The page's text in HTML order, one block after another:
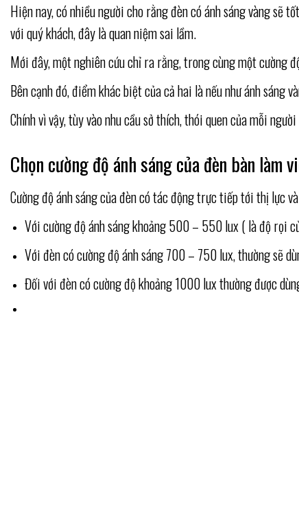
Hiện nay, có nhiều người cho rằng đèn có ánh sáng vàng sẽ
với quý khách, đây là quan niệm sai lầm.
Mới đây, một nghiên cứu chỉ ra rằng, trong cùng một cường
Bên cạnh đó, điểm khác biệt của cả hai là nếu như ánh
Chính vì vậy, tùy vào nhu cầu sở thích, thói quen của mỗi
Chọn cường độ ánh sáng của đèn bàn làm
Cường độ ánh sáng của đèn có tác động trực tiếp tới thị lực
Với cường độ ánh sáng khoảng 500 – 550 lux ( là độ rọi
Với đèn có cường độ ánh sáng 700 – 750 lux, thường sẽ
Đối với đèn có cường độ khoảng 1000 lux thường được